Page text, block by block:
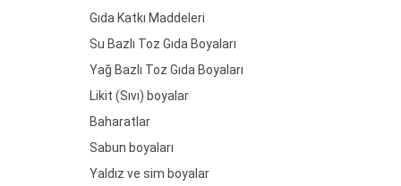
Gıda Katkı Maddeleri
Su Bazlı Toz Gıda Boyaları
Yağ Bazlı Toz Gıda Boyaları
Likit (Sıvı) boyalar
Baharatlar
Sabun boyaları
Yaldız ve sim boyalar